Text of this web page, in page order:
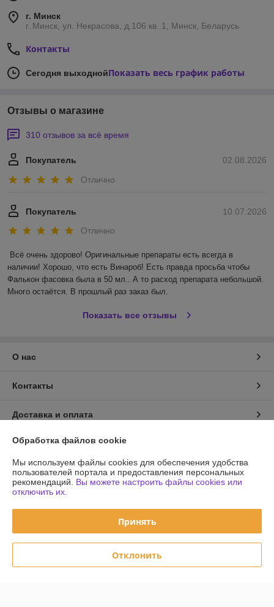
г. Минск
г. Минск, ул. Некрасова, д.106 кв. 1, Минск, Беларусь
Контакты
Сегодня выходнойПоказать весь график работы
Отзывы о магазине
310 отзывов за всё время
02.08.2026
Покупатель
Отлично
10.07.2026
Покупатель
Отлично
Всё очень здорово! Оригинальные препараты есть всегда в
наличии! Хорошо, что есть Винароб! Есть правда просьба чтобы
Фалькон фасовка была в 50 мл.. А то расход препарата небольшой.
Много остаётся. В прошлый раз заказ был.
Показать все отзывы
О нас
Контакты
Доставка и оплата
График работы
Полная версия сайта
Сайт создан на платформе Deal.by
Обработка файлов cookie
Мы используем файлы cookies для обеспечения удобства
пользователей портала и предоставления персональных
рекомендаций. Вы можете настроить файлы cookies или
отключить их.
Принять
Отклонить